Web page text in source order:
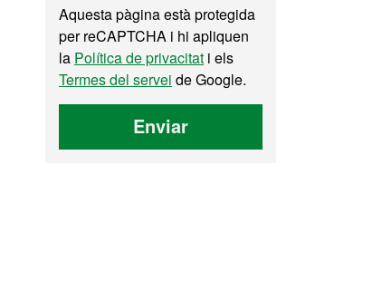
Aquesta pàgina està protegida
per reCAPTCHA i hi apliquen
la Política de privacitat i els
Termes del servei de Google.
Enviar